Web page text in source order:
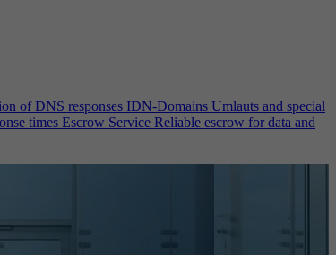
of DNS responses IDN-Domains Umlauts and special
times Escrow Service Reliable escrow for data and